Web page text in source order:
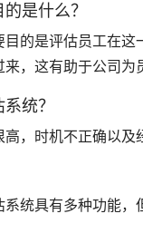
是什么？
的是评估员工在
，这有助于公司为
统？
，时机不正确以
系统具有多种功能，